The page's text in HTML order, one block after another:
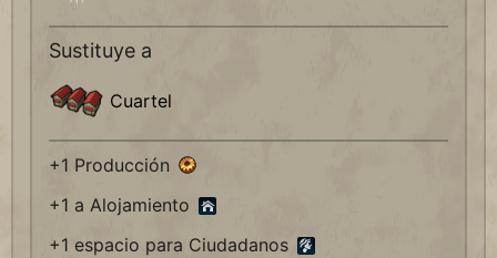
Sustituye a
Cuartel
+1 Producción
+1 a Alojamiento
+1 espacio para Ciudadanos